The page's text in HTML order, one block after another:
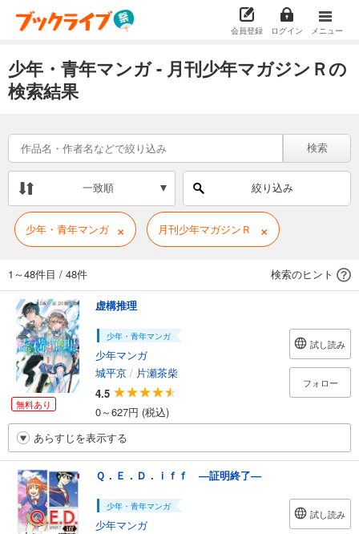
会員登録 ログイン メニュー
少年・青年マンガ - 月刊少年マガジンＲの
検索結果
検索
一致順 絞り込み
少年・青年マンガ × 月刊少年マガジンＲ ×
1～48件目 / 48件 検索のヒント
無料あり
虚構推理
少年・青年マンガ
少年マンガ
城平京 / 片瀬茶柴
4.5
0～627円 (税込)
試し読み
フォロー
あらすじを表示する
Ｑ．Ｅ．Ｄ．ｉｆｆ ―証明終了―
少年・青年マンガ
少年マンガ
試し読み